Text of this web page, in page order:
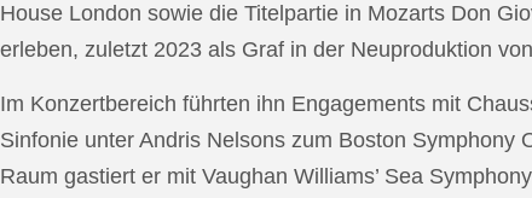
House London sowie die Titelpartie in Mozarts Don
erleben, zuletzt 2023 als Graf in der Neuproduktion
Im Konzertbereich führten ihn Engagements mit
Sinfonie unter Andris Nelsons zum Boston
Raum gastiert er mit Vaughan Williams’ Sea